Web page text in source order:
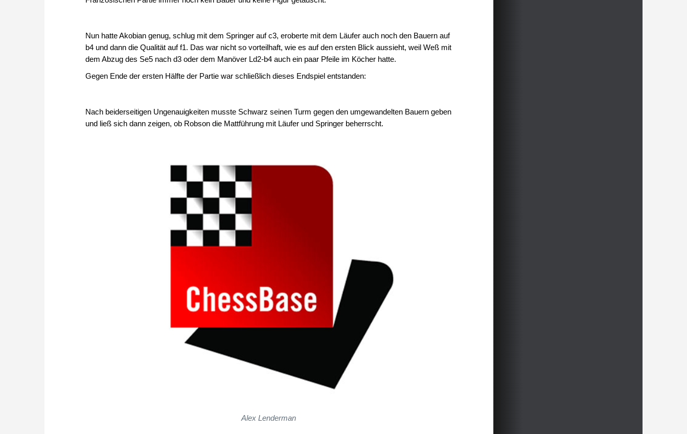
Nun hatte Akobian genug, schlug mit dem Springer auf c3, eroberte mit dem Läufer auch noch den Bauern auf
b4 und dann die Qualität auf f1. Das war nicht so vorteilhaft, wie es auf den ersten Blick aussieht, weil Weß mit
dem Abzug des Se5 nach d3 oder dem Manöver Ld2-b4 auch ein paar Pfeile im Köcher hatte.
Gegen Ende der ersten Hälfte der Partie war schließlich dieses Endspiel entstanden:
Nach beiderseitigen Ungenauigkeiten musste Schwarz seinen Turm gegen den umgewandelten Bauern geben
und ließ sich dann zeigen, ob Robson die Mattführung mit Läufer und Springer beherrscht.
Alex Lenderman